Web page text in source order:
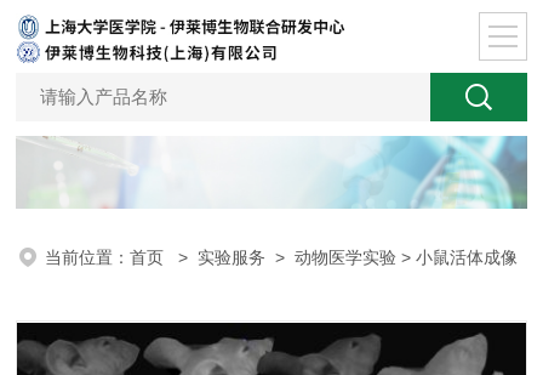
当前位置：首页 > 实验服务 >动物医学实验 > 小鼠活体成像